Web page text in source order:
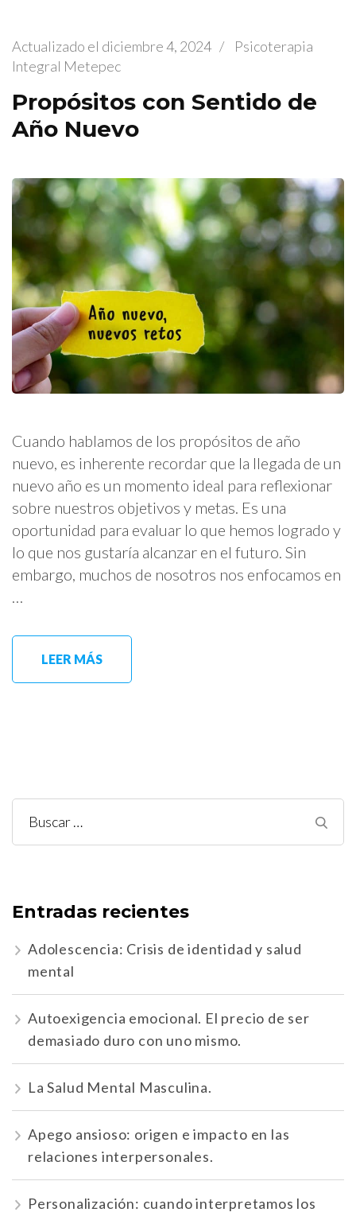
Actualizado el diciembre 4, 2024 /
Psicoterapia
Integral Metepec
Propósitos con Sentido de
Año Nuevo
Cuando hablamos de los propósitos de año
nuevo, es inherente recordar que la llegada de un
nuevo año es un momento ideal para reflexionar
sobre nuestros objetivos y metas. Es una
oportunidad para evaluar lo que hemos logrado y
lo que nos gustaría alcanzar en el futuro. Sin
embargo, muchos de nosotros nos enfocamos en
…
LEER MÁS
Buscar:
Entradas recientes
Adolescencia: Crisis de identidad y salud
mental
Autoexigencia emocional. El precio de ser
demasiado duro con uno mismo.
La Salud Mental Masculina.
Apego ansioso: origen e impacto en las
relaciones interpersonales.
Personalización: cuando interpretamos los